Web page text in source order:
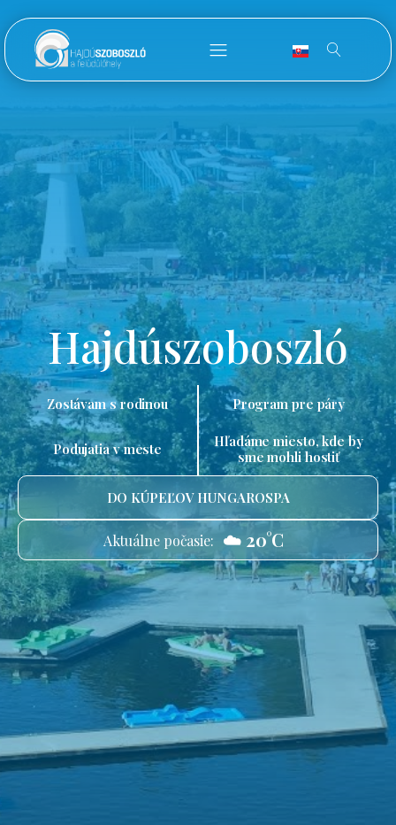
Hajdúszoboszló
Zostávam s rodinou Program pre páry
Podujatia v meste
Hľadáme miesto, kde by
sme mohli hostiť
DO KÚPEĽOV HUNGAROSPA
Aktuálne počasie: ☁️ 20°C